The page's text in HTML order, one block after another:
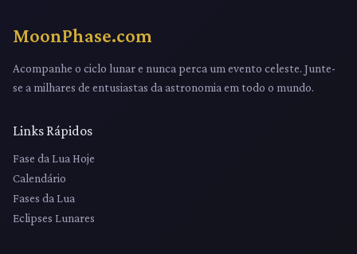
MoonPhase.com
Acompanhe o ciclo lunar e nunca perca um evento celeste. Junte-
se a milhares de entusiastas da astronomia em todo o mundo.
Links Rápidos
Fase da Lua Hoje
Calendário
Fases da Lua
Eclipses Lunares